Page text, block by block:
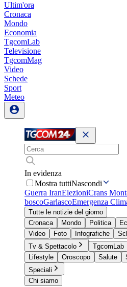
Ultim'ora
Cronaca
Mondo
Economia
TgcomLab
Televisione
TgcomMag
Video
Schede
Sport
Meteo
In evidenza
Mostra tuttiNascondi
Guerra IranElezioniCrans
boscoGarlascoEmergenza
Tutte le notizie del giorno
Cronaca
Mondo Politica
Video
Foto Infografiche
Tv & Spettacolo
TgcomLab
Lifestyle
Oroscopo Salute
Speciali
Chi siamo